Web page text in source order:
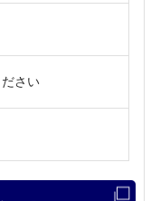
さい